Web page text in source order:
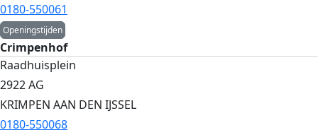
0180-550061
Openingstijden
Crimpenhof
Raadhuisplein
2922 AG
KRIMPEN AAN DEN IJSSEL
0180-550068